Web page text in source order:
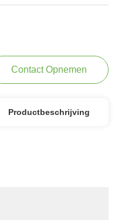
Contact Opnemen
Productbeschrijving